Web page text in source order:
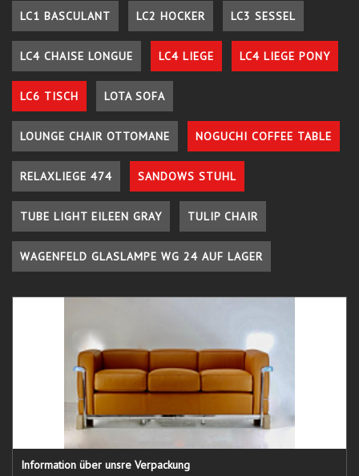
LC1 BASCULANT LC2 HOCKER LC3 SESSEL
LC4 CHAISE LONGUE LC4 LIEGE LC4 LIEGE PONY
LC6 TISCH LOTA SOFA
LOUNGE CHAIR OTTOMANE NOGUCHI COFFEE TABLE
RELAXLIEGE 474 SANDOWS STUHL
TUBE LIGHT EILEEN GRAY TULIP CHAIR
WAGENFELD GLASLAMPE WG 24 AUF LAGER
Information über unsre Verpackung